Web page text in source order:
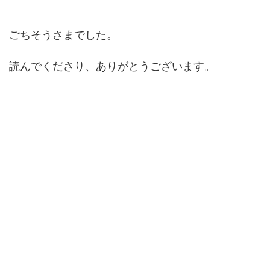
ごちそうさまでした。
読んでくださり、ありがとうございます。